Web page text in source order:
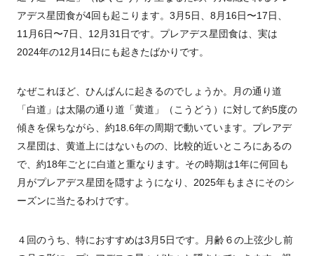
アデス星団食が4回も起こります。 3 月5日、 8 月 16日〜17日、
11 月6日〜7日、 12 月31 日です。プレアデス星団食は、実は
2024年の12 月 14日にも起きたばかりです。
なぜこれほど、ひんぱんに起きるのでしょうか。月の通り道
「白道」は太陽の通り道「黄道」（こうどう） に対して約5度の
傾きを保ちながら
、約18.6年の周期で動いています。プレアデ
ス星団は、黄道 上にはないものの、比較的近いところにあるの
で、約18年ごとに白道と重なります。その時期は1年に何回も
月がプレアデス星団を隠すようになり、2025年もまさにそのシ
ーズンに当たるわけです。
４回のうち、特におすすめは3 月5日です。月齢６の上弦少し前